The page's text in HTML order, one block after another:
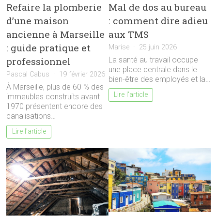
Refaire la plomberie
d’une maison
ancienne à Marseille
: guide pratique et
professionnel
Pascal Cabus 19 février 2026
À Marseille, plus de 60 % des
immeubles construits avant
1970 présentent encore des
canalisations…
Lire l'article
Mal de dos au bureau
: comment dire adieu
aux TMS
Marise 25 juin 2026
La santé au travail occupe
une place centrale dans le
bien-être des employés et la…
Lire l'article